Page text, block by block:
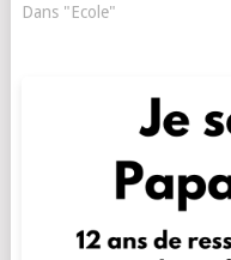
Dans "Ecole"